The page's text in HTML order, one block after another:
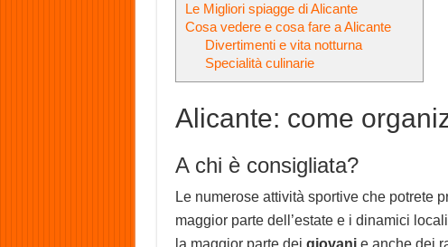
Le Migliori spiagge di Alicante
Cosa vedere e cosa fare a Alicante
Divertimenti e vita notturna
Specialità culinarie
Alicante: come
A chi è consigliata?
Le numerose attività sportive che potrete
maggior parte dell’estate e i dinamici
la maggior parte dei giovanie anche dei